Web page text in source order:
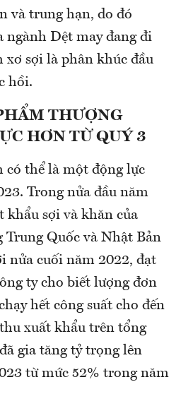
và trung hạn, do đó
ngành Dệt may đang đi
xơ sợi là phân khúc đầu
hồi.
THƯỢNG
HƠN TỪ QUÝ 3
có thể là một động lực
Trong nửa đầu năm
khẩu sợi và khăn của
Trung Quốc và Nhật Bản
nửa cuối năm 2022, đạt
ty cho biết lượng đơn
hết công suất cho đến
xuất khẩu trên tổng
gia tăng tỷ trọng lên
từ mức 52% trong năm